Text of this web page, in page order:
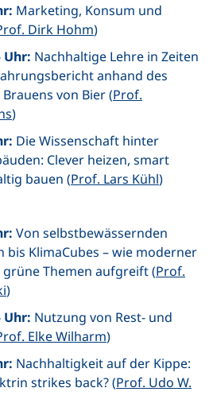
Marketing, Konsum und
Dirk Hohm)
Uhr: Nachhaltige Lehre in Zeiten
anhand des
von Bier (Prof.
)
Die Wissenschaft hinter
Clever heizen, smart
bauen (Prof. Lars Kühl)
Von selbstbewässernden
bis KlimaCubes – wie moderner
Themen aufgreift (Prof.
)
Uhr: Nutzung von Rest- und
Elke Wilharm)
Nachhaltigkeit auf der Kippe:
strikes back? (Prof. Udo W.